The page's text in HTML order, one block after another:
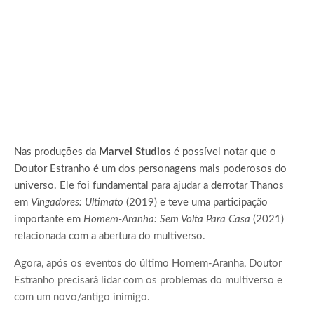
Nas produções da Marvel Studios é possível notar que o
Doutor Estranho é um dos personagens mais poderosos do
universo. Ele foi fundamental para ajudar a derrotar Thanos
em Vingadores: Ultimato (2019) e teve uma participação
importante em Homem-Aranha: Sem Volta Para Casa (2021)
relacionada com a abertura do multiverso.
Agora, após os eventos do último Homem-Aranha, Doutor
Estranho precisará lidar com os problemas do multiverso e
com um novo/antigo inimigo.